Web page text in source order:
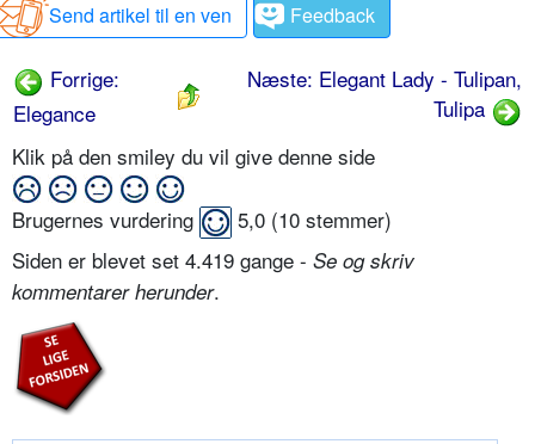
Send artikel til en ven
Feedback
Forrige:
Elegance
Næste: Elegant Lady - Tulipan,
Tulipa
Klik på den smiley du vil give denne side
Brugernes vurdering 5,0 (10 stemmer)
Siden er blevet set 4.419 gange - Se og skriv
kommentarer herunder.